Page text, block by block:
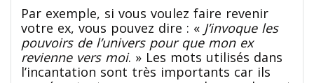
Par exemple, si vous voulez faire revenir
votre ex, vous pouvez dire : « J’invoque les
pouvoirs de l’univers pour que mon ex
revienne vers moi. » Les mots utilisés dans
l’incantation sont très importants car ils